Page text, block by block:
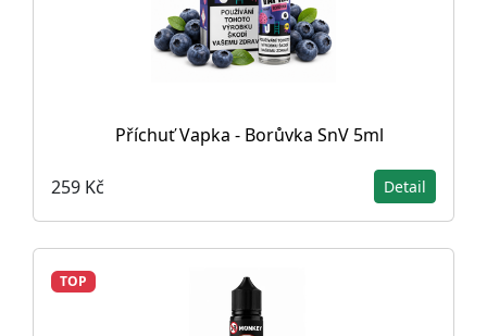
Příchuť Vapka - Borůvka SnV 5ml
259 Kč Detail
TOP